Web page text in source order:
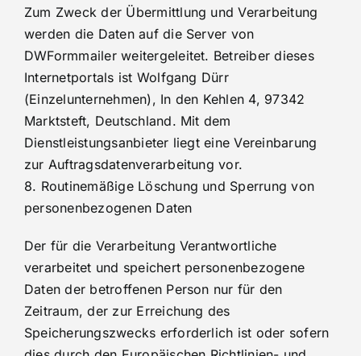
Zum Zweck der Übermittlung und Verarbeitung
werden die Daten auf die Server von
DWFormmailer weitergeleitet. Betreiber dieses
Internetportals ist Wolfgang Dürr
(Einzelunternehmen), In den Kehlen 4, 97342
Marktsteft, Deutschland. Mit dem
Dienstleistungsanbieter liegt eine Vereinbarung
zur Auftragsdatenverarbeitung vor.
8. Routinemäßige Löschung und Sperrung von
personenbezogenen Daten
Der für die Verarbeitung Verantwortliche
verarbeitet und speichert personenbezogene
Daten der betroffenen Person nur für den
Zeitraum, der zur Erreichung des
Speicherungszwecks erforderlich ist oder sofern